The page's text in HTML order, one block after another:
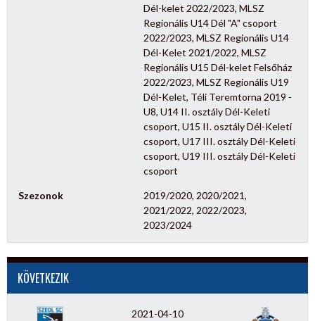
Dél-kelet 2022/2023, MLSZ
Regionális U14 Dél "A" csoport
2022/2023, MLSZ Regionális U14
Dél-Kelet 2021/2022, MLSZ
Regionális U15 Dél-kelet Felsőház
2022/2023, MLSZ Regionális U19
Dél-Kelet, Téli Teremtorna 2019 -
U8, U14 II. osztály Dél-Keleti
csoport, U15 II. osztály Dél-Keleti
csoport, U17 III. osztály Dél-Keleti
csoport, U19 III. osztály Dél-Keleti
csoport
Szezonok
2019/2020, 2020/2021,
2021/2022, 2022/2023,
2023/2024
KÖVETKEZIK
2021-04-10